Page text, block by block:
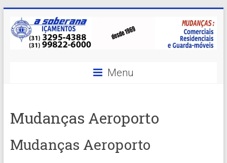
content
A
MELHOR
Menu
Mudanças Aeroporto
Mudanças Aeroporto